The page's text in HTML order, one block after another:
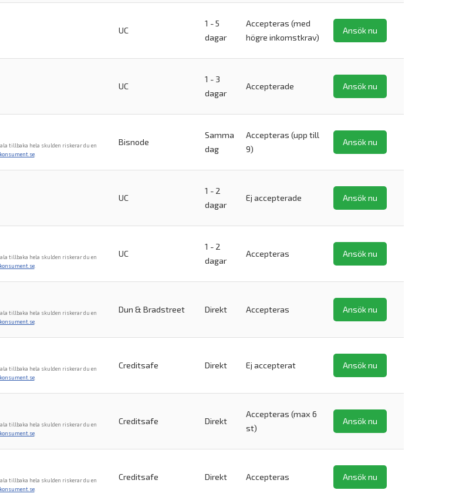
UC
1 - 5
dagar
Accepteras (med
högre inkomstkrav)
Ansök nu
UC
1 - 3
dagar
Accepterade Ansök nu
tillbaka hela skulden riskerar du en
.
Bisnode
Samma
dag
Accepteras (upp till
9)
Ansök nu
UC
1 - 2
dagar
Ej accepterade Ansök nu
tillbaka hela skulden riskerar du en
.
UC
1 - 2
dagar
Accepteras Ansök nu
tillbaka hela skulden riskerar du en
.
Dun & Bradstreet Direkt Accepteras Ansök nu
tillbaka hela skulden riskerar du en
.
Creditsafe Direkt Ej accepterat Ansök nu
tillbaka hela skulden riskerar du en
.
Creditsafe Direkt
Accepteras (max 6
st)
Ansök nu
tillbaka hela skulden riskerar du en
.
Creditsafe Direkt Accepteras Ansök nu